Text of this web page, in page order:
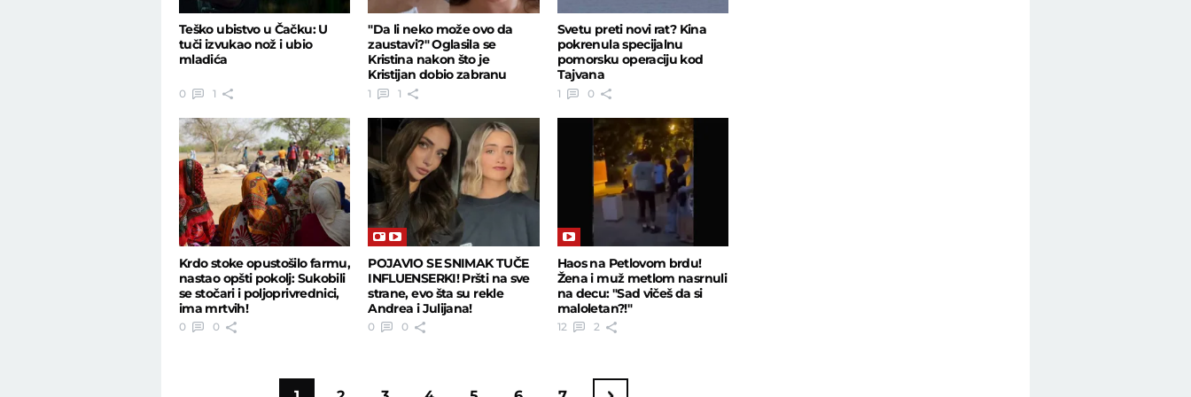
Teško ubistvo u Čačku: U
tuči izvukao nož i ubio
mladića
0 1
"Da li neko može ovo da
zaustavi?" Oglasila se
Kristina nakon što je
Kristijan dobio zabranu
prilaska
1 1
Svetu preti novi rat? Kina
pokrenula specijalnu
pomorsku operaciju kod
Tajvana
1 0
Krdo stoke opustošilo farmu,
nastao opšti pokolj: Sukobili
se stočari i poljoprivrednici,
ima mrtvih!
0 0
POJAVIO SE SNIMAK TUČE
INFLUENSERKI! Pršti na sve
strane, evo šta su rekle
Andrea i Julijana!
0 0
Haos na Petlovom brdu!
Žena i muž metlom nasrnuli
na decu: "Sad vičeš da si
maloletan?!"
12 2